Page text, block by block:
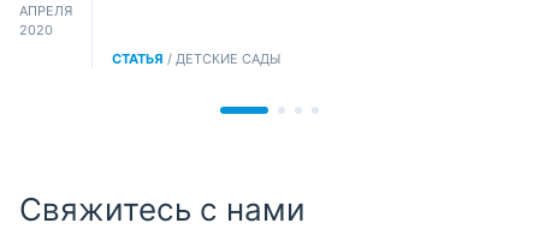
АПРЕЛЯ
2020
СТАТЬЯ / ДЕТСКИЕ САДЫ
Свяжитесь с нами